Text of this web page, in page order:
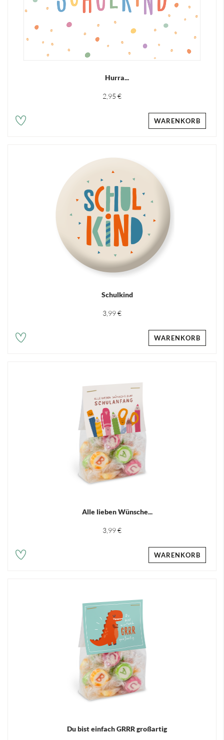
Hurra...
2,95 €
WARENKORB
Schulkind
3,99 €
WARENKORB
Alle lieben Wünsche...
3,99 €
WARENKORB
Du bist einfach GRRR großartig